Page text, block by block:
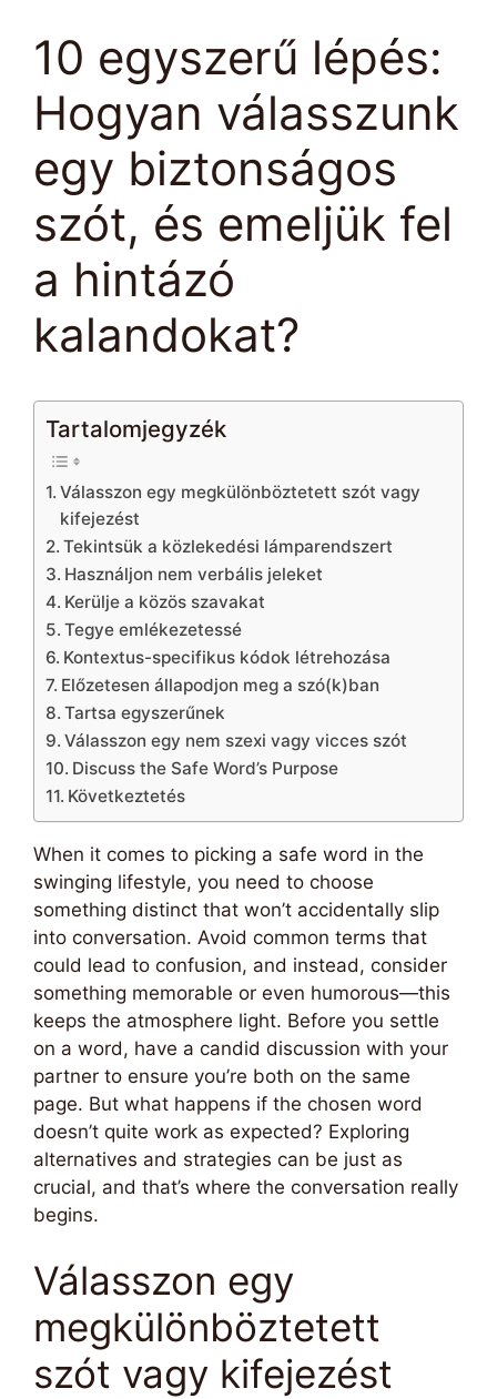
10 egyszerű lépés:
Hogyan válasszunk
egy biztonságos
szót, és emeljük fel
a hintázó
kalandokat?
Tartalomjegyzék
Válasszon egy megkülönböztetett szót vagy
kifejezést
Tekintsük a közlekedési lámparendszert
Használjon nem verbális jeleket
Kerülje a közös szavakat
Tegye emlékezetessé
Kontextus-specifikus kódok létrehozása
Előzetesen állapodjon meg a szó(k)ban
Tartsa egyszerűnek
Válasszon egy nem szexi vagy vicces szót
Discuss the Safe Word’s Purpose
Következtetés
When it comes to picking a safe word in the
swinging lifestyle, you need to choose
something distinct that won’t accidentally slip
into conversation. Avoid common terms that
could lead to confusion, and instead, consider
something memorable or even humorous—this
keeps the atmosphere light. Before you settle
on a word, have a candid discussion with your
partner to ensure you’re both on the same
page. But what happens if the chosen word
doesn’t quite work as expected? Exploring
alternatives and strategies can be just as
crucial, and that’s where the conversation really
begins.
Válasszon egy
megkülönböztetett
szót vagy kifejezést